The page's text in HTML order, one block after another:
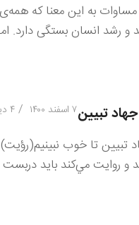
به این معنا كه
و رشد انسان بستگی
تبيين۷ اسفند ۱۴۰۰ / ۴ دیدگاه
تا خوب نبينيم(رؤيت)
روايت مي‌كند بايد دربست